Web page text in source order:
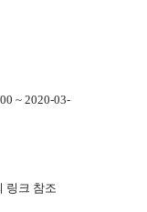
~ 2020-03-
링크 참조